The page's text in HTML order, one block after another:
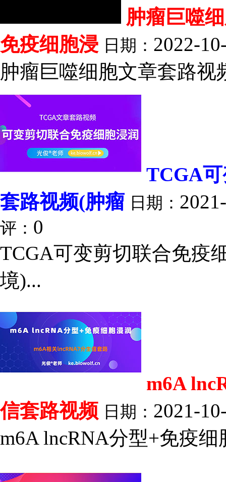
肿瘤巨噬
免疫细胞浸 日期： 2022-
肿瘤巨噬细胞文章套路视
TCGA
套路视频(肿瘤 日期：
评： 0
TCGA可变剪切联合免疫
境)...
m6A
信套路视频 日期： 2021-
m6A lncRNA分型+免疫